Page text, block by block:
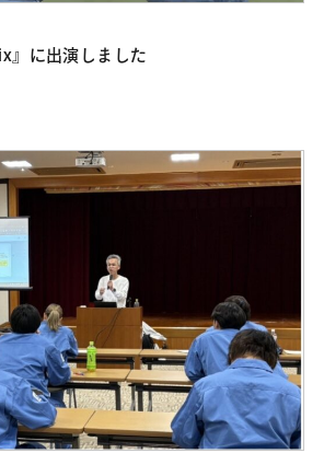
』に出演しました